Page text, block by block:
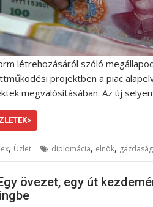
létrehozásáról szóló
projektben a piac
megvalósításában. Az új
, Üzlet diplomácia, elnök, gazdaság
övezet, egy út